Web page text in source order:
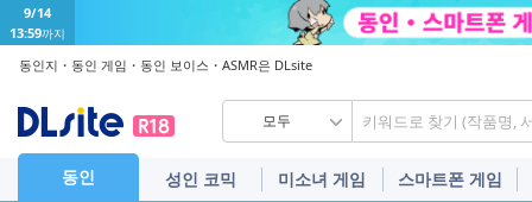
9/14
13:59까지
동인지・동인 게임・동인 보이스・ASMR은 DLsite
모두
동인 성인 코믹 미소녀 게임 스마트폰 게임